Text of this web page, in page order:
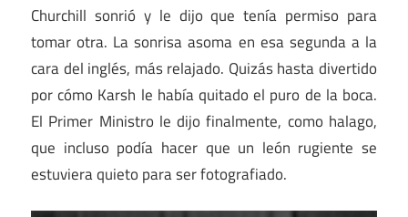
Churchill sonrió y le dijo que tenía permiso para
tomar otra. La sonrisa asoma en esa segunda a la
cara del inglés, más relajado. Quizás hasta divertido
por cómo Karsh le había quitado el puro de la boca.
El Primer Ministro le dijo finalmente, como halago,
que incluso podía hacer que un león rugiente se
estuviera quieto para ser fotografiado.